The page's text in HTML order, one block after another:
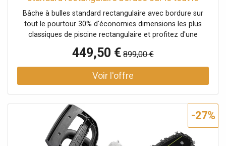
périmètre - 500 microns Sol Guard bleu
translucide - 12,00 x 6,00m
Bâche à bulles standard rectangulaire avec bordure sur
tout le pourtour 30% d'économies dimensions les plus
classiques de piscine rectangulaire et profitez d'une
piscine en été. C'est l'accessoire de base multifonctions
qu'il faut absolumen
449,50 € 899,00 €
-27%